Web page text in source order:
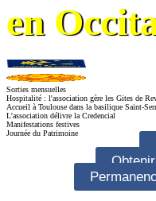
en
Sorties mensuelles
Hospitalité : l'association gère les Gites de
Accueil à Toulouse dans la basilique Saint-
L'association délivre la Credencial
Manifestations festives
Journée du Patrimoine